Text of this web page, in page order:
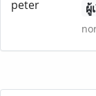
ผู้